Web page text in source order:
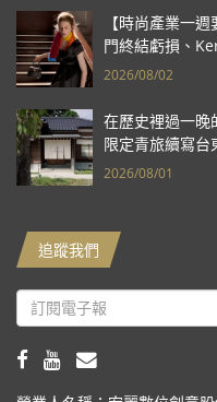
【時尚產業一
門終結虧損、
報亮眼
2026/08/02
在歷史裡過一晚
限定青旅續寫台
2026/08/01
追蹤我們